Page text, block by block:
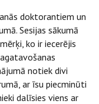
doktorantiem un
Sesijas sākumā
ko ir iecerējis
notiek divi
ar īsu piecminūti
dalīsies viens ar